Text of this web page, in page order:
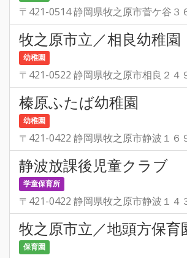
〒421-0514 静岡県牧之原市菅ケ谷３
牧之原市立／相良幼稚園
幼稚園
〒421-0522 静岡県牧之原市相良２４
榛原ふたば幼稚園
幼稚園
〒421-0422 静岡県牧之原市静波１６
静波放課後児童クラブ
学童保育所
〒421-0422 静岡県牧之原市静波１４
牧之原市立／地頭方保育
保育園